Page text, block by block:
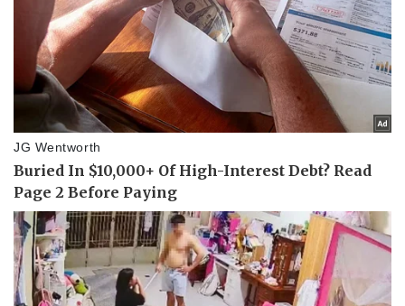
Thể thao
Bóng đá
Lịch thi đấu bóng đá
Thế giới thể thao
eSports
Hậu trường
Ô tô - Xe máy
Tư vấn